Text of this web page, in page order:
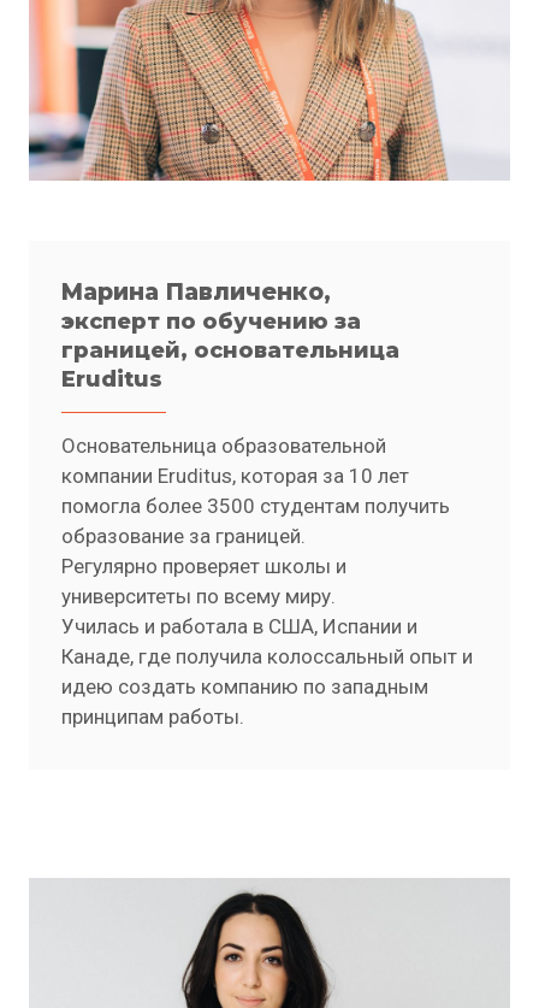
Марина Павличенко,
эксперт по обучению за
границей, основательница
Eruditus
Основательница образовательной
компании Eruditus, которая за 10 лет
помогла более 3500 студентам получить
образование за границей.
Регулярно проверяет школы и
университеты по всему миру.
Училась и работала в США, Испании и
Канаде, где получила колоссальный опыт и
идею создать компанию по западным
принципам работы.